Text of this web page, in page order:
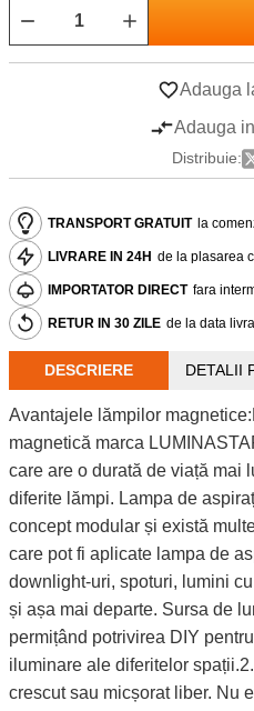
Adauga
Adauga
Distribuie:
TRANSPORT GRATUIT la
LIVRARE IN 24H de la plasarea
IMPORTATOR DIRECT fara
RETUR IN 30 ZILE de la data
DESCRIERE DETALII
Avantajele lămpilor
magnetică marca
care are o durată de viață mai
diferite lămpi. Lampa de
concept modular și există
care pot fi aplicate lampa de
downlight-uri, spoturi, lumini
și așa mai departe. Sursa de
permițând potrivirea DIY
iluminare ale diferitelor
crescut sau micșorat liber. Nu